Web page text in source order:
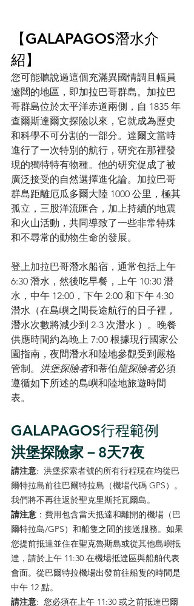
【GALAPAGOS潛水介
紹】
您可能聽說過這個充滿異國情調且幅員
遼闊的地區，即加拉巴哥群島。加拉巴
哥群島位於太平洋赤道兩側，自 1835 年
查爾斯達爾文探險以來，它就成為歷史
和科學不可分割的一部分。達爾文當時
進行了一次特別的航行，研究在那裡發
現的獨特特有物種。他的研究促成了被
廣泛接受的自然選擇進化論。加拉巴哥
群島距離厄瓜多爾大陸 1000 公里，極其
孤立，三股洋流匯合，加上持續的地震
和火山活動，共同導致了一些非常特殊
和不尋常的動物生命的發展。
登上加拉巴哥潛水船宿，通常包括上午
6:30 潛水，然後吃早餐，上午 10:30 潛
水，中午 12:00，下午 2:00 和下午 4:30
潛水（在島嶼之間長途航行的日子裡，
潛水次數將減少到 2-3 次潛水 ）。晚餐
供應時間約為晚上 7:00 根據現行國家公
園指南，夜間潛水和陸地參觀受到嚴格
管制。
洪堡探險者和蒂伯龍探險者必須
遵循如下所述的島嶼和陸地旅遊時間
表。
GALAPAGOS行程範例
洪堡探險家－8天7夜
請注意:  洪堡探索者號的所有行程現在均從巴
爾特拉島前往巴爾特拉島（機場代碼 GPS）。
我們將不再往返於聖克里斯托瓦爾島。
請注意 ：費用包含當天抵達和離開的機場（巴
爾特拉島/GPS）和船隻之間的接送服務。如果
您提前抵達並住在聖克魯斯島或從其他島嶼抵
達，請於上午 11:30 在機場抵達區與船舶代表
會面。從巴爾特拉機場出發前往船隻的時間是
中午 12 點。
請注意:  您必須在上午 11:30 或之前抵達巴爾